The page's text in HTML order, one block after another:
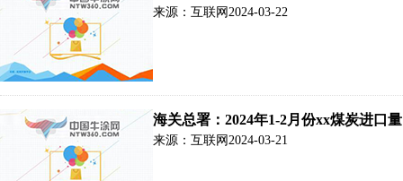
来源：互联网 2024-03-22
海关总署：2024年1-2月份xx煤炭进口
来源：互联网 2024-03-21